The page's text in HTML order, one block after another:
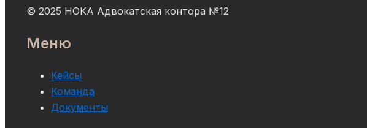
© 2025 НОКА Адвокатская контора №12
Меню
Кейсы
Команда
Документы